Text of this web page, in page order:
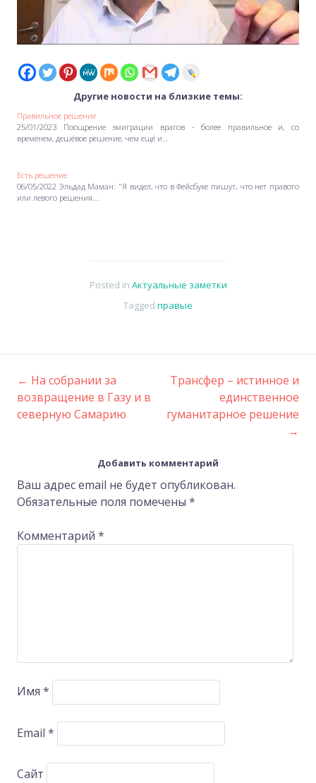
Другие новости на близкие темы:
Правильное решение
25/01/2023 Поощрение эмиграции врагов - более правильное и, со
временем, дешёвое решение, чем ещё и…
Есть решение
06/05/2022 Эльдад Маман: "Я видел, что в Фейсбуке пишут, что нет правого
или левого решения.…
Posted in Актуальные заметки
Tagged правые
Post
← На собрании за
возвращение в Газу и в
северную Самарию
Трансфер – истинное и
единственное
гуманитарное решение
→
Добавить комментарий
Ваш адрес email не будет опубликован.
Обязательные поля помечены *
Комментарий *
Имя *
Email *
Сайт